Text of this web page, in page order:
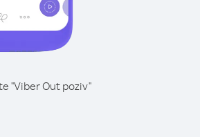
"Viber Out poziv"